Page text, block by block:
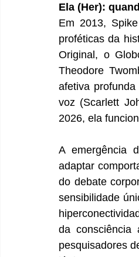
Ela (Her):
Em 2013,
proféticas da
Original, o
Theodore
afetiva
voz (Scarlett
2026, ela
A emergência
adaptar
do debate
sensibilidade
da consciência
pesquisadores